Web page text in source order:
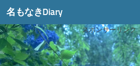
コンテンツへスキップ
名もなきDiary
スポンサーリンク